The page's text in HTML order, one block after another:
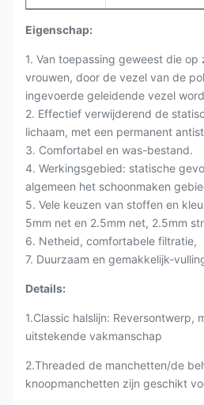
Eigenschap:
1. Van toepassing geweest die op
vrouwen, door de vezel van de
ingevoerde geleidende vezel
2. Effectief verwijderend de
lichaam, met een permanent
3. Comfortabel en was-bestand.
4. Werkingsgebied: statische
algemeen het schoonmaken
5. Vele keuzen van stoffen en
5mm net en 2.5mm net, 2.5mm
6. Netheid, comfortabele filtratie,
7. Duurzaam en gemakkelijk-
Details:
1.Classic halslijn: Reversontwerp,
uitstekende vakmanschap
2.Threaded de manchetten/de
knoopmanchetten zijn geschikt